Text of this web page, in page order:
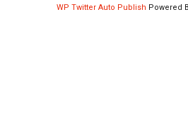
WP Twitter Auto Publish Powered